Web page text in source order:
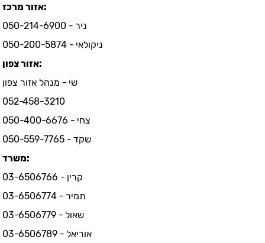
אזור מרכז:
ניר - 050-214-6900
ניקולאי - 050-200-5874
אזור צפון:
שי - מנהל אזור צפון
052-458-3210
צחי - 050-400-6676
שקד - 050-559-7765
משרד:
קרין - 03-6506766
תמיר - 03-6506774
שאול - 03-6506779
אוריאל - 03-6506789